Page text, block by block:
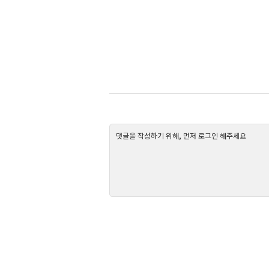
댓글을 작성하기 위해, 먼저 로그인 해주세요